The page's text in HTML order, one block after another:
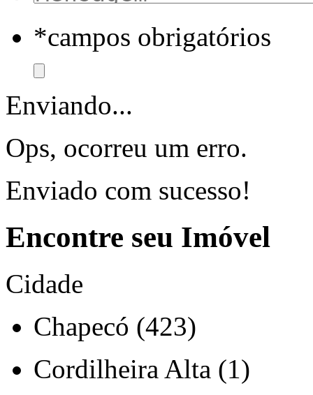
*campos obrigatórios
Enviando...
Ops, ocorreu um erro.
Enviado com sucesso!
Encontre seu Imóvel
Cidade
Chapecó (423)
Cordilheira Alta (1)